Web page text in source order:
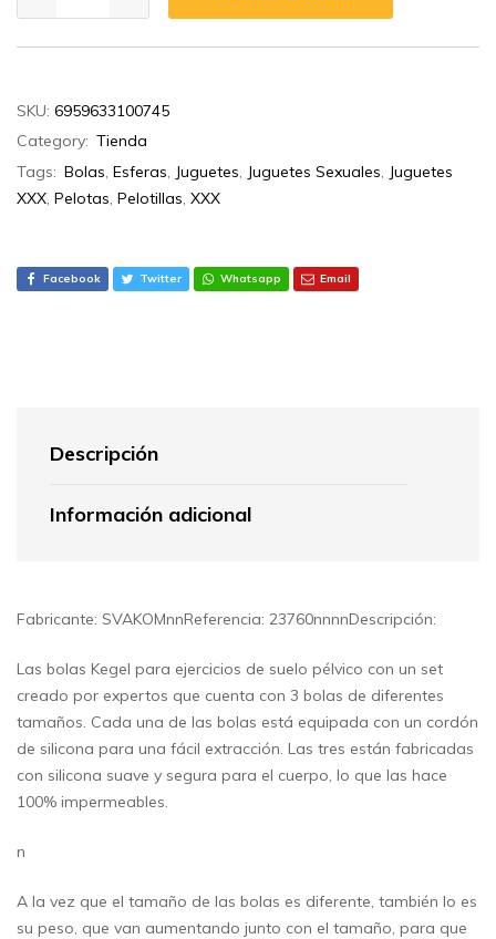
SKU: 6959633100745
Category: Tienda
Tags: Bolas, Esferas, Juguetes, Juguetes Sexuales, Juguetes
XXX, Pelotas, Pelotillas, XXX
Facebook Twitter Whatsapp Email
Descripción
Información adicional
Fabricante: SVAKOMnnReferencia: 23760nnnnDescripción:
Las bolas Kegel para ejercicios de suelo pélvico con un set
creado por expertos que cuenta con 3 bolas de diferentes
tamaños. Cada una de las bolas está equipada con un cordón
de silicona para una fácil extracción. Las tres están fabricadas
con silicona suave y segura para el cuerpo, lo que las hace
100% impermeables.
n
A la vez que el tamaño de las bolas es diferente, también lo es
su peso, que van aumentando junto con el tamaño, para que